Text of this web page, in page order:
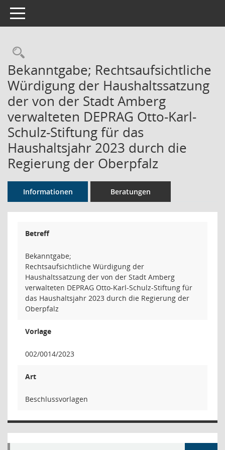
Toggle navigation
Rechercheauswahl
Bekanntgabe; Rechtsaufsichtliche
Würdigung der Haushaltssatzung
der von der Stadt Amberg
verwalteten DEPRAG Otto-Karl-
Schulz-Stiftung für das
Haushaltsjahr 2023 durch die
Regierung der Oberpfalz
Informationen Beratungen
Betreff
Bekanntgabe;
Rechtsaufsichtliche Würdigung der
Haushaltssatzung der von der Stadt Amberg
verwalteten DEPRAG Otto-Karl-Schulz-Stiftung für
das Haushaltsjahr 2023 durch die Regierung der
Oberpfalz
Vorlage
002/0014/2023
Art
Beschlussvorlagen